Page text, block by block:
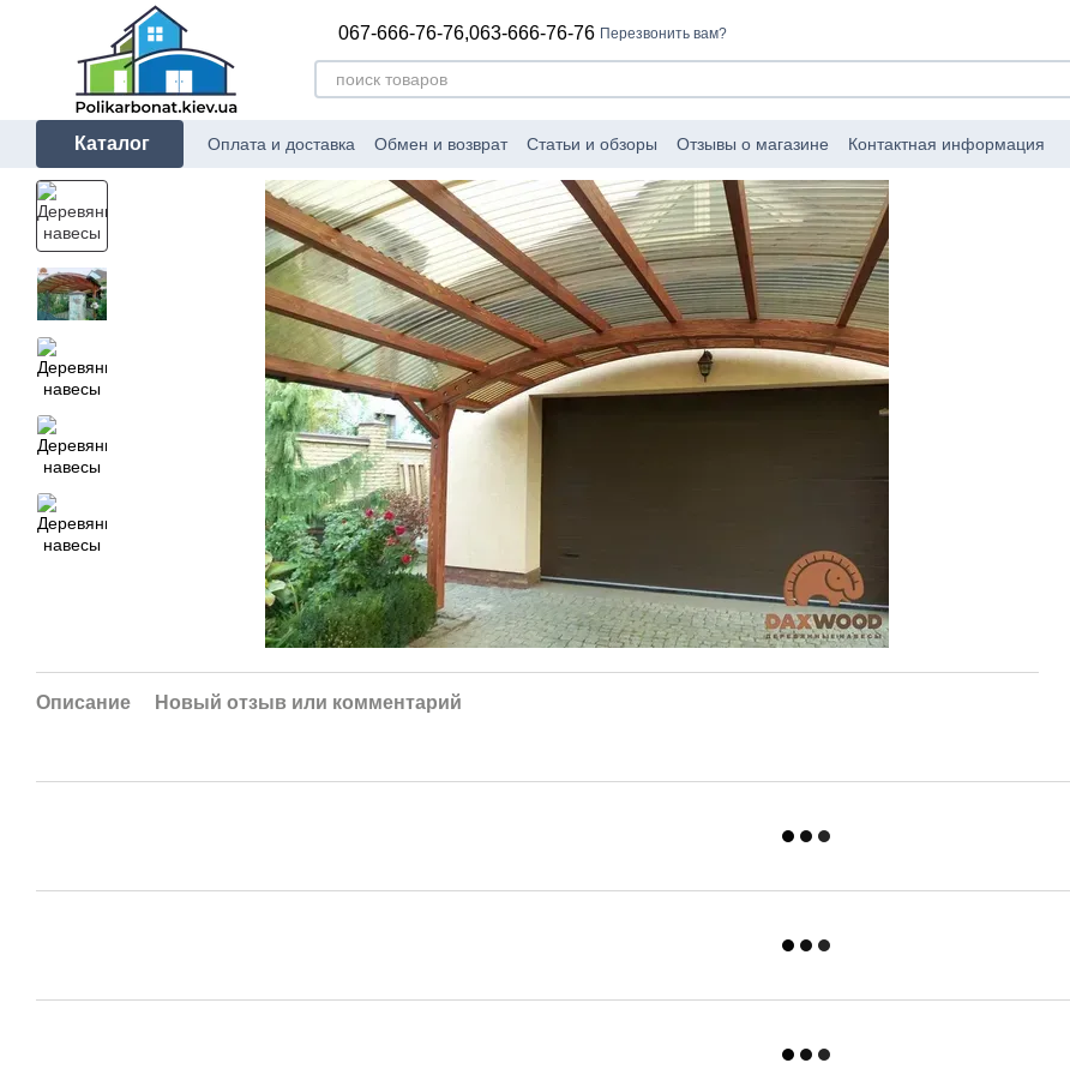
Перейти к основному контенту
067-666-76-76,063-666-76-76 Перезвонить вам?
Каталог Оплата и доставка Обмен и возврат Статьи и обзоры Отзывы о магазине Контактная информация
Описание Новый отзыв или комментарий